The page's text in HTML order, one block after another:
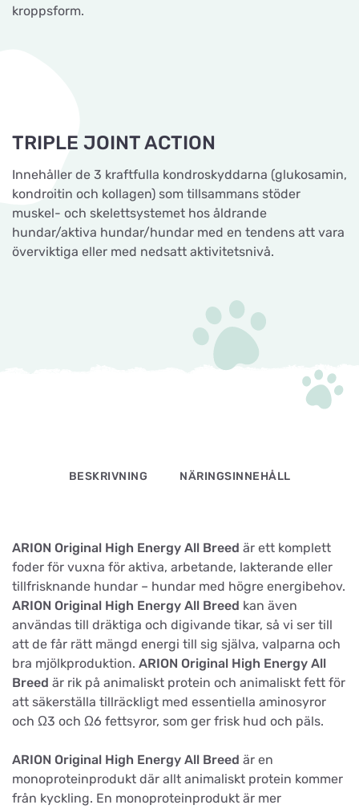
kroppsform.
TRIPLE JOINT ACTION
Innehåller de 3 kraftfulla kondroskyddarna (glukosamin,
kondroitin och kollagen) som tillsammans stöder
muskel- och skelettsystemet hos åldrande
hundar/aktiva hundar/hundar med en tendens att vara
överviktiga eller med nedsatt aktivitetsnivå.
BESKRIVNING NÄRINGSINNEHÅLL
ARION Original High Energy All Breed är ett komplett
foder för vuxna för aktiva, arbetande, lakterande eller
tillfrisknande hundar – hundar med högre energibehov.
ARION Original High Energy All Breed kan även
användas till dräktiga och digivande tikar, så vi ser till
att de får rätt mängd energi till sig själva, valparna och
bra mjölkproduktion. ARION Original High Energy All
Breed är rik på animaliskt protein och animaliskt fett för
att säkerställa tillräckligt med essentiella aminosyror
och Ω3 och Ω6 fettsyror, som ger frisk hud och päls.
ARION Original High Energy All Breed är en
monoproteinprodukt där allt animaliskt protein kommer
från kyckling. En monoproteinprodukt är mer